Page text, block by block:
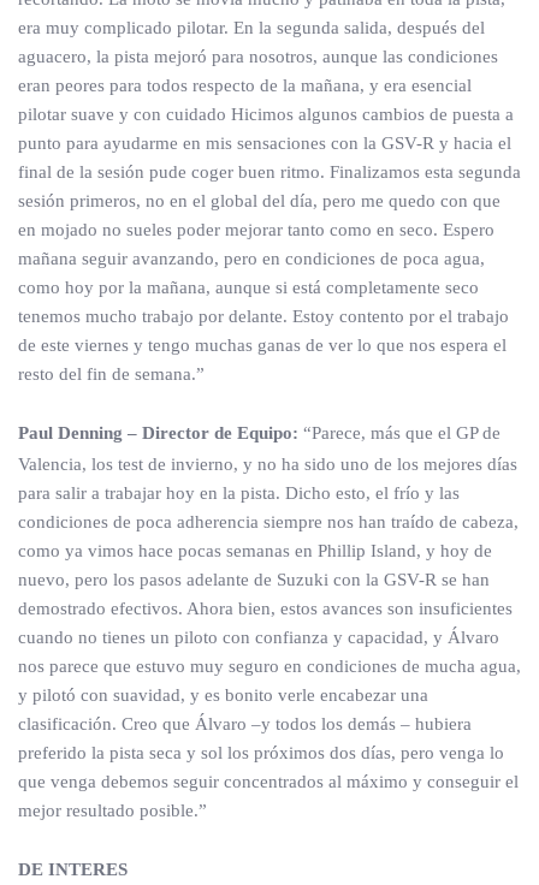
era muy complicado pilotar. En la segunda salida, después del
aguacero, la pista mejoró para nosotros, aunque las condiciones
eran peores para todos respecto de la mañana, y era esencial
pilotar suave y con cuidado Hicimos algunos cambios de puesta a
punto para ayudarme en mis sensaciones con la GSV-R y hacia el
final de la sesión pude coger buen ritmo. Finalizamos esta segunda
sesión primeros, no en el global del día, pero me quedo con que
en mojado no sueles poder mejorar tanto como en seco. Espero
mañana seguir avanzando, pero en condiciones de poca agua,
como hoy por la mañana, aunque si está completamente seco
tenemos mucho trabajo por delante. Estoy contento por el trabajo
de este viernes y tengo muchas ganas de ver lo que nos espera el
resto del fin de semana.”
Paul Denning – Director de Equipo: “Parece, más que el GP de
Valencia, los test de invierno, y no ha sido uno de los mejores días
para salir a trabajar hoy en la pista. Dicho esto, el frío y las
condiciones de poca adherencia siempre nos han traído de cabeza,
como ya vimos hace pocas semanas en Phillip Island, y hoy de
nuevo, pero los pasos adelante de Suzuki con la GSV-R se han
demostrado efectivos. Ahora bien, estos avances son insuficientes
cuando no tienes un piloto con confianza y capacidad, y Álvaro
nos parece que estuvo muy seguro en condiciones de mucha agua,
y pilotó con suavidad, y es bonito verle encabezar una
clasificación. Creo que Álvaro –y todos los demás – hubiera
preferido la pista seca y sol los próximos dos días, pero venga lo
que venga debemos seguir concentrados al máximo y conseguir el
mejor resultado posible.”
DE INTERES